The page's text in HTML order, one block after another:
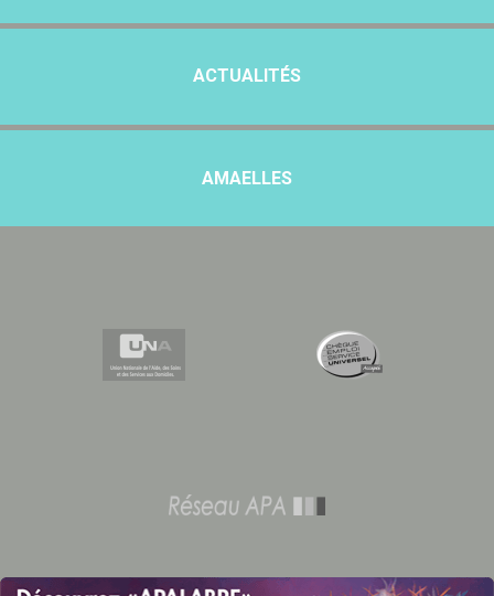
ACTUALITÉS
AMAELLES